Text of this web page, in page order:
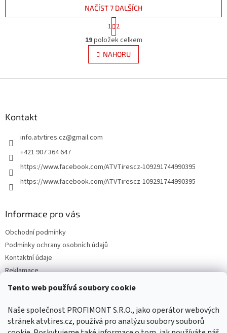
Tento web používá soubory cookie
Naše společnost PROFIMONT S.R.O., jako operátor webových
stránek atvtires.cz, používá pro analýzu soubory souborů
vysoká...
O
v
l
á
ý
p
NAČÍST 7 DALŠÍCH
S
t
r
á
n
k
v
1 2
19položek celkem
NAHORU
Kontakt
info.atvtires.cz@gmail.com
+421 907 364 647
https://www.facebook.com/ATVTirescz-109291744990395
https://www.facebook.com/ATVTirescz-109291744990395
Informace pro vás
Obchodní podmínky
Podmínky ochrany osobních údajů
Kontaktní údaje
Reklamace
Facebook